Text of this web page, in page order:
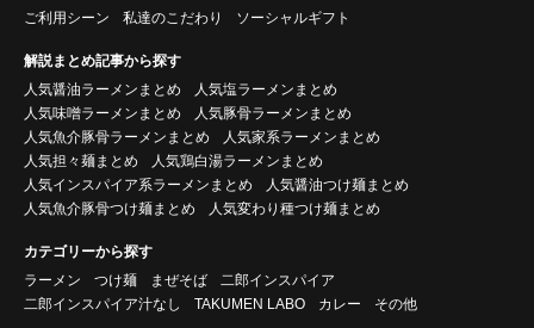
ご利用シーン
私達のこだわり ソーシャルギフト
解説まとめ記事から探す
人気醤油ラーメンまとめ
人気塩ラーメンまとめ
人気味噌ラーメンまとめ
人気豚骨ラーメンまとめ
人気魚介豚骨ラーメンまとめ
人気家系ラーメンまとめ
人気担々麺まとめ
人気鶏白湯ラーメンまとめ
人気インスパイア系ラーメンまとめ
人気醤油つけ麺まとめ
人気魚介豚骨つけ麺まとめ
人気変わり種つけ麺まとめ
カテゴリーから探す
ラーメン
つけ麺 まぜそば
二郎インスパイア
二郎インスパイア汁なし
TAKUMEN LABO カレー その他